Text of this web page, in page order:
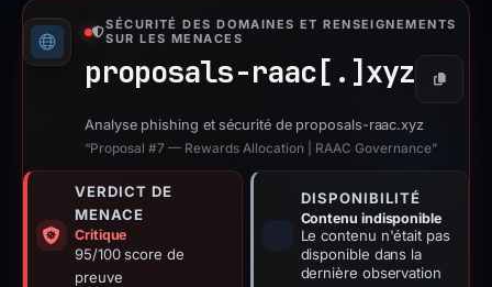
SÉCURITÉ DES DOMAINES ET RENSEIGNEMENTS
SUR LES MENACES
proposals-raac[.] xyz Copier
Analyse phishing et sécurité de proposals-raac.xyz
“Proposal #7 — Rewards Allocation | RAAC Governance”
VERDICT DE
MENACE
Critique
95/100 score de
preuve
DISPONIBILITÉ
Contenu indisponible
Le contenu n'était pas
disponible dans la
dernière observation